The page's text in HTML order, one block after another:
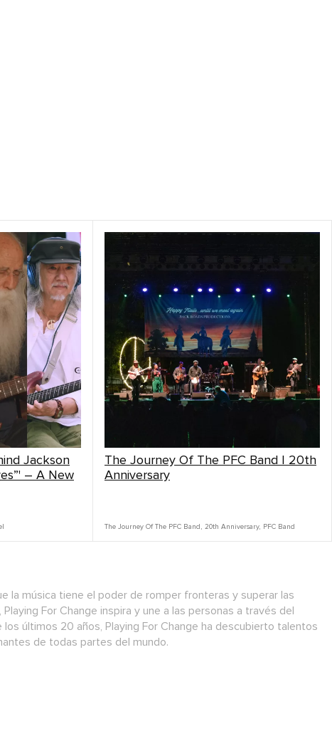
Jackson
– A New
The Journey Of The PFC Band | 20th
Anniversary
The Journey Of The PFC Band , 20th Anniversary, PFC Band
la música tiene el poder de romper fronteras y superar las
For Change inspira y une a las personas a través del
los últimos 20 años, Playing For Change ha descubierto talentos
de todas partes del mundo.